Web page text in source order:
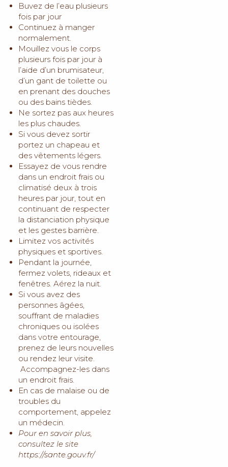
Buvez de l’eau plusieurs
fois par jour
Continuez à manger
normalement.
Mouillez vous le corps
plusieurs fois par jour à
l’aide d’un brumisateur,
d’un gant de toilette ou
en prenant des douches
ou des bains tièdes.
Ne sortez pas aux heures
les plus chaudes.
Si vous devez sortir
portez un chapeau et
des vêtements légers.
Essayez de vous rendre
dans un endroit frais ou
climatisé deux à trois
heures par jour, tout en
continuant de respecter
la distanciation physique
et les gestes barrière.
Limitez vos activités
physiques et sportives.
Pendant la journée,
fermez volets, rideaux et
fenêtres. Aérez la nuit.
Si vous avez des
personnes âgées,
souffrant de maladies
chroniques ou isolées
dans votre entourage,
prenez de leurs nouvelles
ou rendez leur visite.
Accompagnez-les dans
un endroit frais.
En cas de malaise ou de
troubles du
comportement, appelez
un médecin.
Pour en savoir plus,
consultez le site
https://sante.gouv.fr/